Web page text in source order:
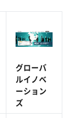
グローバ
ルイノベ
ーション
ズ